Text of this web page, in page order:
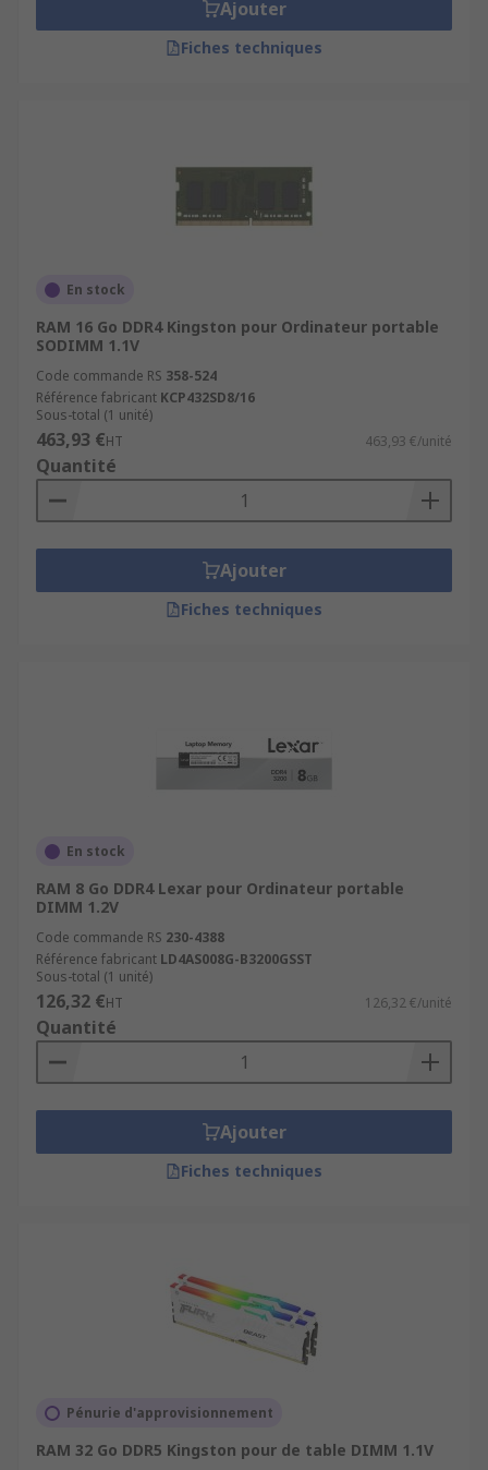
Ajouter
Fiches techniques
En stock
RAM 16 Go DDR4 Kingston pour Ordinateur portable
SODIMM 1.1V
Code commande RS 358-524
Référence fabricant KCP432SD8/16
Sous-total (1 unité)
463,93 €HT 463,93 €/unité
Quantité
Ajouter
Fiches techniques
En stock
RAM 8 Go DDR4 Lexar pour Ordinateur portable
DIMM 1.2V
Code commande RS 230-4388
Référence fabricant LD4AS008G-B3200GSST
Sous-total (1 unité)
126,32 €HT 126,32 €/unité
Quantité
Ajouter
Fiches techniques
Pénurie d'approvisionnement
RAM 32 Go DDR5 Kingston pour de table DIMM 1.1V